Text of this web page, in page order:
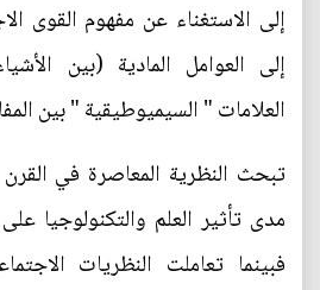
إلى الاستغناء عن مفهوم القوى
إلى العوامل المادية (بين
العلامات " السيميوطيقية " بين
تبحث النظرية المعاصرة في
مدى تأثير العلم والتكنولوجيا
فبينما تعاملت النظريات